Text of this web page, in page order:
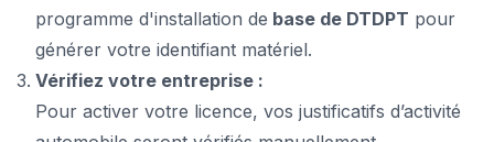
programme d'installation de base de DTDPT pour
générer votre identifiant matériel.
Vérifiez votre entreprise :
Pour activer votre licence, vos justificatifs d’activité